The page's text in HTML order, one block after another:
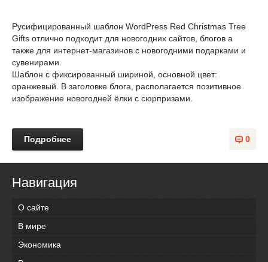
Русифицированный шаблон WordPress Red Christmas Tree
Gifts отлично подходит для новогодних сайтов, блогов а
также для интернет-магазинов с новогодними подарками и
сувенирами.
Шаблон с фиксированный шириной, основной цвет:
оранжевый. В заголовке блога, располагается позитивное
изображение новогодней ёлки с сюрпризами.
0
Подробнее
Навигация
О сайте
В мире
Экономика